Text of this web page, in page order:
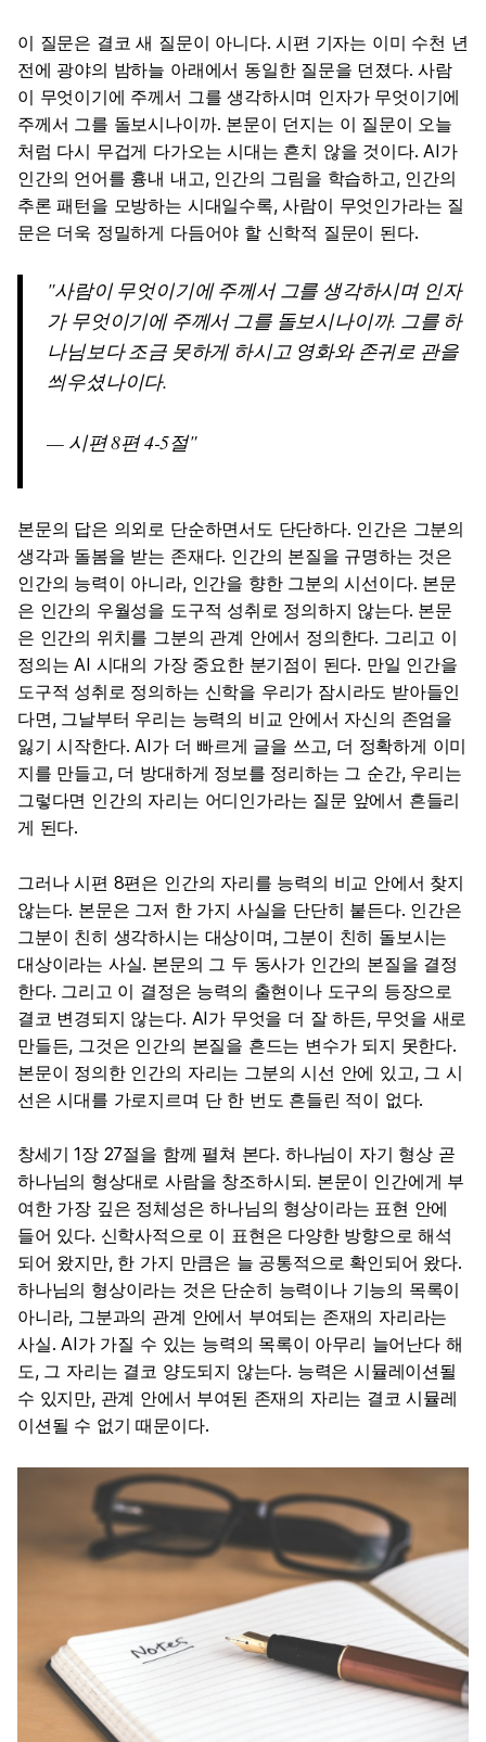
이 질문은 결코 새 질문이 아니다. 시편 기자는 이미 수천 년
전에 광야의 밤하늘 아래에서 동일한 질문을 던졌다. 사람
이 무엇이기에 주께서 그를 생각하시며 인자가 무엇이기에
주께서 그를 돌보시나이까. 본문이 던지는 이 질문이 오늘
처럼 다시 무겁게 다가오는 시대는 흔치 않을 것이다. AI가
인간의 언어를 흉내 내고, 인간의 그림을 학습하고, 인간의
추론 패턴을 모방하는 시대일수록, 사람이 무엇인가라는 질
문은 더욱 정밀하게 다듬어야 할 신학적 질문이 된다.
사람이 무엇이기에 주께서 그를 생각하시며 인자
가 무엇이기에 주께서 그를 돌보시나이까. 그를 하
나님보다 조금 못하게 하시고 영화와 존귀로 관을
씌우셨나이다.
— 시편 8편 4-5절
본문의 답은 의외로 단순하면서도 단단하다. 인간은 그분의
생각과 돌봄을 받는 존재다. 인간의 본질을 규명하는 것은
인간의 능력이 아니라, 인간을 향한 그분의 시선이다. 본문
은 인간의 우월성을 도구적 성취로 정의하지 않는다. 본문
은 인간의 위치를 그분의 관계 안에서 정의한다. 그리고 이
정의는 AI 시대의 가장 중요한 분기점이 된다. 만일 인간을
도구적 성취로 정의하는 신학을 우리가 잠시라도 받아들인
다면, 그날부터 우리는 능력의 비교 안에서 자신의 존엄을
잃기 시작한다. AI가 더 빠르게 글을 쓰고, 더 정확하게 이미
지를 만들고, 더 방대하게 정보를 정리하는 그 순간, 우리는
그렇다면 인간의 자리는 어디인가라는 질문 앞에서 흔들리
게 된다.
그러나 시편 8편은 인간의 자리를 능력의 비교 안에서 찾지
않는다. 본문은 그저 한 가지 사실을 단단히 붙든다. 인간은
그분이 친히 생각하시는 대상이며, 그분이 친히 돌보시는
대상이라는 사실. 본문의 그 두 동사가 인간의 본질을 결정
한다. 그리고 이 결정은 능력의 출현이나 도구의 등장으로
결코 변경되지 않는다. AI가 무엇을 더 잘 하든, 무엇을 새로
만들든, 그것은 인간의 본질을 흔드는 변수가 되지 못한다.
본문이 정의한 인간의 자리는 그분의 시선 안에 있고, 그 시
선은 시대를 가로지르며 단 한 번도 흔들린 적이 없다.
창세기 1장 27절을 함께 펼쳐 본다. 하나님이 자기 형상 곧
하나님의 형상대로 사람을 창조하시되. 본문이 인간에게 부
여한 가장 깊은 정체성은 하나님의 형상이라는 표현 안에
들어 있다. 신학사적으로 이 표현은 다양한 방향으로 해석
되어 왔지만, 한 가지 만큼은 늘 공통적으로 확인되어 왔다.
하나님의 형상이라는 것은 단순히 능력이나 기능의 목록이
아니라, 그분과의 관계 안에서 부여되는 존재의 자리라는
사실. AI가 가질 수 있는 능력의 목록이 아무리 늘어난다 해
도, 그 자리는 결코 양도되지 않는다. 능력은 시뮬레이션될
수 있지만, 관계 안에서 부여된 존재의 자리는 결코 시뮬레
이션될 수 없기 때문이다.